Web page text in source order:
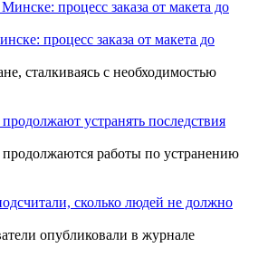
процесс заказа от макета до
сталкиваясь с необходимостью
устранять последствия
работы по устранению
сколько людей не должно
опубликовали в журнале